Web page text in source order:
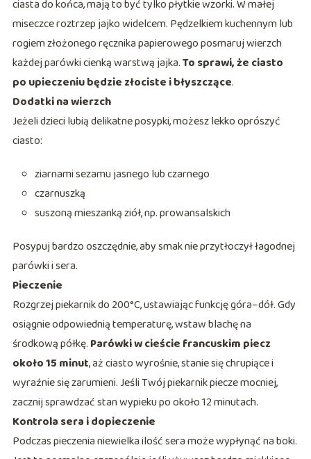
ciasta do końca, mają to być tylko płytkie wzorki. W małej
miseczce roztrzep jajko widelcem. Pędzelkiem kuchennym lub
rogiem złożonego ręcznika papierowego posmaruj wierzch
każdej parówki cienką warstwą jajka.To sprawi, że ciasto
po upieczeniu będzie złociste i błyszczące.
Dodatki na wierzch
Jeżeli dzieci lubią delikatne posypki, możesz lekko oprószyć
ciasto:
ziarnami sezamu jasnego lub czarnego
czarnuszką
suszoną mieszanką ziół, np. prowansalskich
Posypuj bardzo oszczędnie, aby smak nie przytłoczył łagodnej
parówki i sera.
Pieczenie
Rozgrzej piekarnik do 200°C, ustawiając funkcję góra–dół. Gdy
osiągnie odpowiednią temperaturę, wstaw blachę na
środkową półkę. Parówki w cieście francuskim piecz
około 15 minut, aż ciasto wyrośnie, stanie się chrupiące i
wyraźnie się zarumieni. Jeśli Twój piekarnik piecze mocniej,
zacznij sprawdzać stan wypieku po około 12 minutach.
Kontrola sera i dopieczenie
Podczas pieczenia niewielka ilość sera może wypłynąć na boki.